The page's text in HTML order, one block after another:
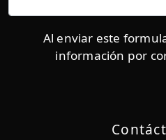
Al enviar este
información por